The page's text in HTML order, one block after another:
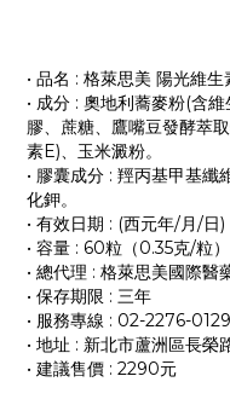
• 品名 : 格萊思美 陽光維
• 成分 : 奧地利蕎麥粉(含
膠、蔗糖、鷹嘴豆發酵萃
素E)、玉米澱粉。
• 膠囊成分 : 羥丙基甲基
化鉀。
• 有效日期 : (西元年/月/日)
• 容量 : 60粒（0.35克/粒）
• 總代理 : 格萊思美國際醫
• 保存期限 : 三年
• 服務專線 : 02-2276-0129
• 地址 : 新北市蘆洲區長榮
• 建議售價 : 2290元